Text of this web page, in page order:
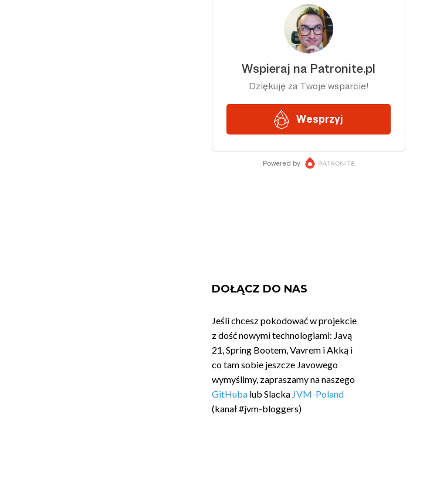
DOŁĄCZ DO NAS
Jeśli chcesz pokodować w projekcie
z dość nowymi technologiami: Javą
21, Spring Bootem, Vavrem i Akką i
co tam sobie jeszcze Javowego
wymyślimy, zapraszamy na naszego
GitHuba lub Slacka JVM-Poland
(kanał #jvm-bloggers)